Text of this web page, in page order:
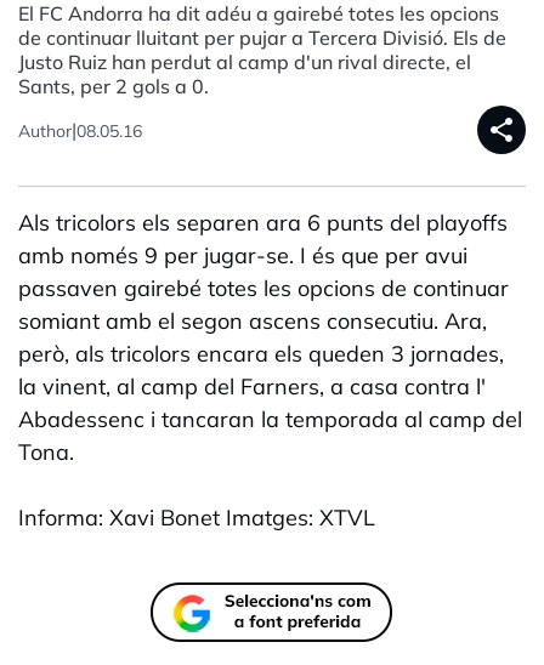
El FC Andorra ha dit adéu a gairebé totes les opcions
de continuar lluitant per pujar a Tercera Divisió. Els de
Justo Ruiz han perdut al camp d'un rival directe, el
Sants, per 2 gols a 0.
Author|08.05.16 share
Als tricolors els separen ara 6 punts del playoffs
amb només 9 per jugar-se. I és que per avui
passaven gairebé totes les opcions de continuar
somiant amb el segon ascens consecutiu. Ara,
però, als tricolors encara els queden 3 jornades,
la vinent, al camp del Farners, a casa contra l'
Abadessenc i tancaran la temporada al camp del
Tona.
Informa: Xavi Bonet Imatges: XTVL